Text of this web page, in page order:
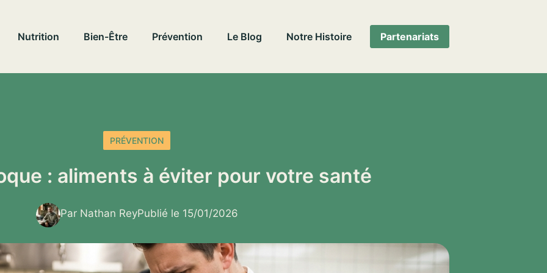
Nutrition Bien-Être Prévention Le Blog Notre Histoire Partenariats
PRÉVENTION
: aliments à éviter pour votre santé
Par Nathan ReyPublié le 15/01/2026